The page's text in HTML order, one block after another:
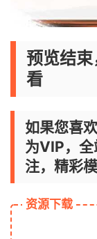
预览结
看
如果您喜
为VIP，
注，精彩
资源下载